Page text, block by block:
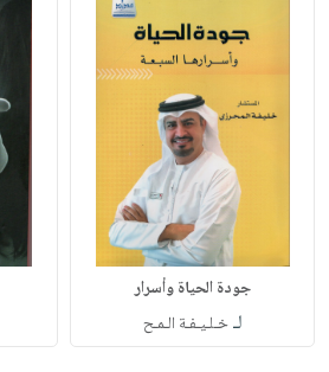
جودة الحياة وأسرار
لـخـلـيـفـة الـمـح